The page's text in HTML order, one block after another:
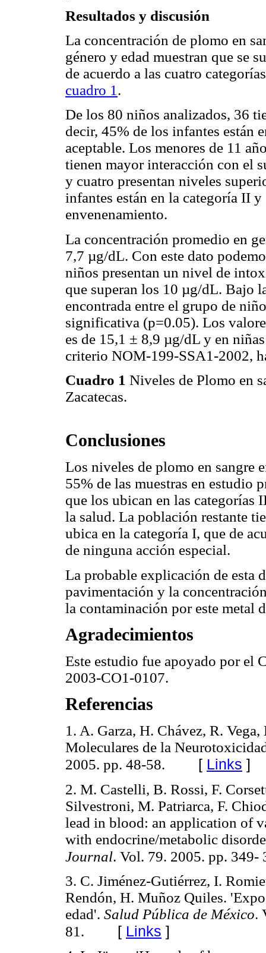
Resultados y discusión
La concentración de plomo en
género y edad muestran que se
de acuerdo a las cuatro
cuadro 1 .
De los 80 niños analizados, 36
decir, 45% de los infantes están
aceptable. Los menores de 11
tienen mayor interacción con el
y cuatro presentan niveles
infantes están en la categoría II
envenenamiento.
La concentración promedio en
7,7 µg/dL. Con este dato
niños presentan un nivel de
que superan los 10 µg/dL. Bajo
encontrada entre el grupo de
significativa (p=0.05). Los
es de 15,1 ± 8,9 µg/dL y en
criterio NOM-199-SSA1-2002,
Cuadro 1 Niveles de Plomo en
Zacatecas.
Conclusiones
Los niveles de plomo en sangre
55% de las muestras en estudio
que los ubican en las categorías
la salud. La población restante
ubica en la categoría I, que de
de ninguna acción especial.
La probable explicación de esta
pavimentación y la
la contaminación por este metal
Agradecimientos
Este estudio fue apoyado por
2003-CO1-0107.
Referencias
1. A. Garza, H. Chávez, R.
Moleculares de la
2005. pp. 48-58. [ Links ]
2. M. Castelli, B. Rossi, F.
Silvestroni, M. Patriarca, F.
lead in blood: an application of
with endocrine/metabolic
Journal. Vol. 79. 2005. pp. 349-
3. C. Jiménez-Gutiérrez, I.
Rendón, H. Muñoz Quiles.
edad'. Salud Pública de México.
81. [ Links ]